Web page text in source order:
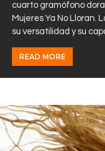
cuarto gramófono
Mujeres Ya No Lloran.
su versatilidad y su
READ MORE